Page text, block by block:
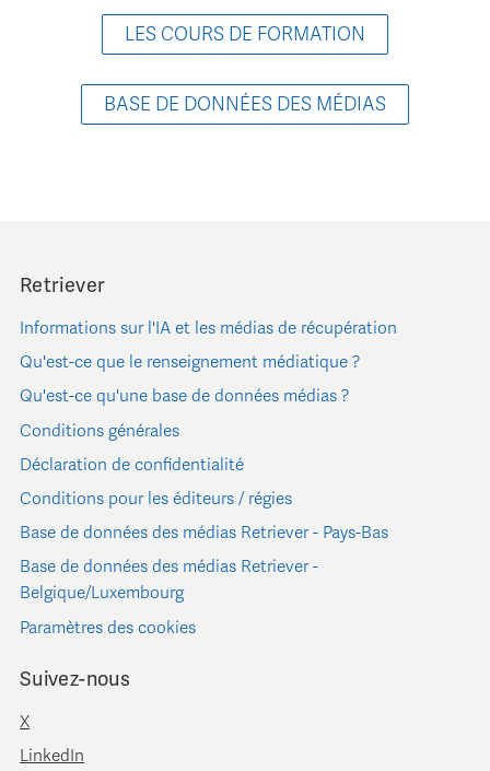
LES COURS DE FORMATION
BASE DE DONNÉES DES MÉDIAS
Retriever
Informations sur l'IA et les médias de récupération
Qu'est-ce que le renseignement médiatique ?
Qu'est-ce qu'une base de données médias ?
Conditions générales
Déclaration de confidentialité
Conditions pour les éditeurs / régies
Base de données des médias Retriever - Pays-Bas
Base de données des médias Retriever -
Belgique/Luxembourg
Paramètres des cookies
Suivez-nous
X
LinkedIn